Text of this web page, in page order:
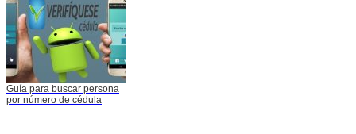
Guía para buscar persona
por número de cédula